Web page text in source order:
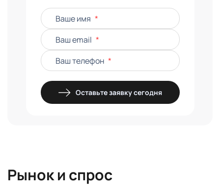
Ваше имя *
Ваш email *
Ваш телефон *
Оставьте заявку сегодня
Рынок и спрос